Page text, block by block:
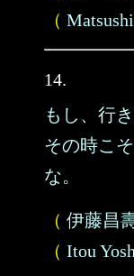
（
14.
もし、行
その時こ
な。
（ 伊藤昌
（ Itou